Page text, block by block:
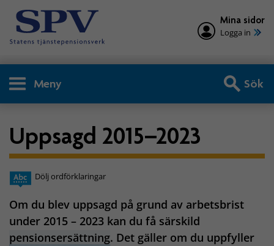
Mina sidor
Logga in
Meny Sök
Uppsagd 2015–2023
Dölj ordförklaringar
Om du blev uppsagd på grund av arbetsbrist
under 2015 – 2023 kan du få särskild
pensionsersättning. Det gäller om du uppfyller